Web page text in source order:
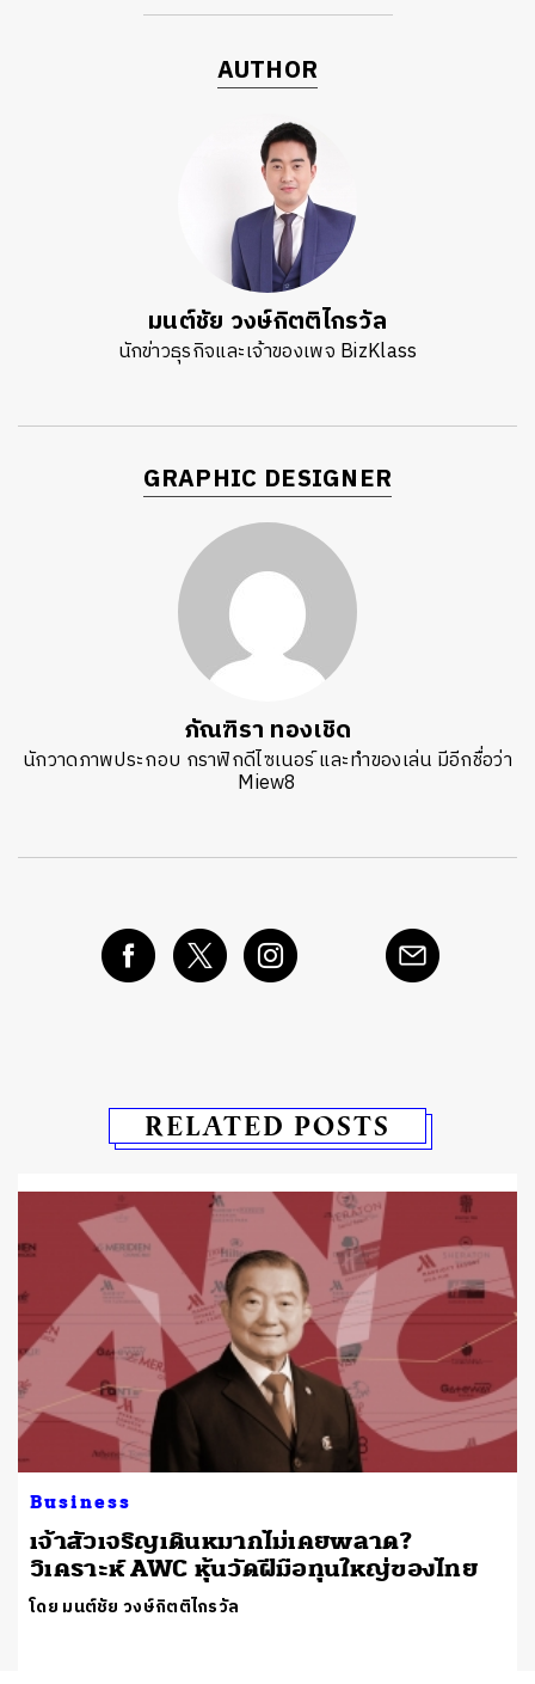
AUTHOR
มนต์ชัย วงษ์กิตติไกรวัล
นักข่าวธุรกิจและเจ้าของเพจ BizKlass
GRAPHIC DESIGNER
ภัณฑิรา ทองเชิด
นักวาดภาพประกอบ กราฟิกดีไซเนอร์ และทำของเล่น มีอีกชื่อว่า
Miew8
RELATED POSTS
Business
เจ้าสัวเจริญเดินหมากไม่เคยพลาด?
วิเคราะห์ AWC หุ้นวัดฝีมือทุนใหญ่ของไทย
โดย มนต์ชัย วงษ์กิตติไกรวัล